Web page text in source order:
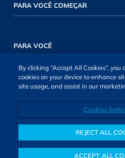
PARA VOCÊ COMEÇAR
PARA VOCÊ
INVESTIMENTOS RENDA VARIÁVEL
INVESTIMENTOS RENDA FIXA
By clicking “Accept All Cookies”,
cookies on your device to enhance
site usage, and assist in our
Cookies
REJECT ALL
ACCEPT ALL